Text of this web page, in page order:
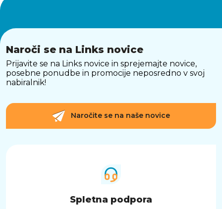
Naroči se na Links novice
Prijavite se na Links novice in sprejemajte novice,
posebne ponudbe in promocije neposredno v svoj
nabiralnik!
Naročite se na naše novice
Spletna podpora